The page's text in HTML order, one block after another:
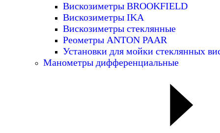
Вискозиметры BROOKFIELD
Вискозиметры IKA
Вискозиметры стеклянные
Реометры ANTON PAAR
Установки для мойки стеклянных
Манометры дифференциальные